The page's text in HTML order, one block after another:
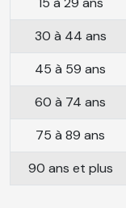
30 à 44 ans
45 à 59 ans
60 à 74 ans
75 à 89 ans
90 ans et plus